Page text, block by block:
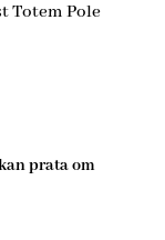
prata om